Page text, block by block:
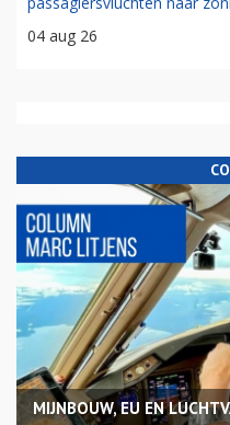
04 aug 26
MIJNBOUW, EU EN